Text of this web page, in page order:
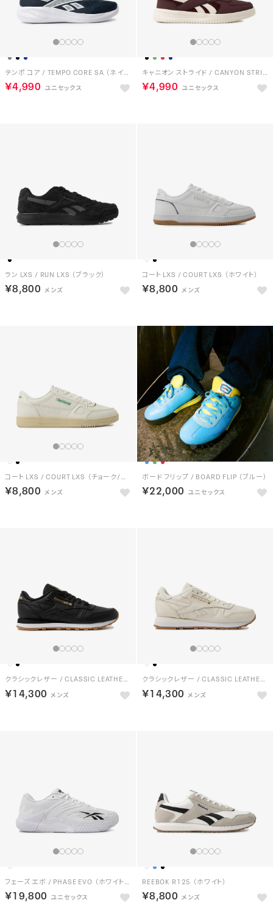
テンポ コア / TEMPO CORE SA （ネイビー）
￥4,990
キャニオン ストライド / CANYON STRIDE SA （ブラックチェリー）
￥4,990
ラン LXS / RUN LXS （ブラック）
￥8,800
コート LXS / COURT LXS （ホワイト）
￥8,800
コート LXS / COURT LXS （チョーク/グリーン）
￥8,800
ボード フリップ / BOARD FLIP （ブルー）
￥22,000
クラシックレザー / CLASSIC LEATHER （ブラック）
￥14,300
クラシックレザー / CLASSIC LEATHER （チョーク）
￥14,300
フェーズ エボ / PHASE EVO （ホワイト/ブラック）
￥19,800
REEBOK R125 （ホワイト）
￥8,800